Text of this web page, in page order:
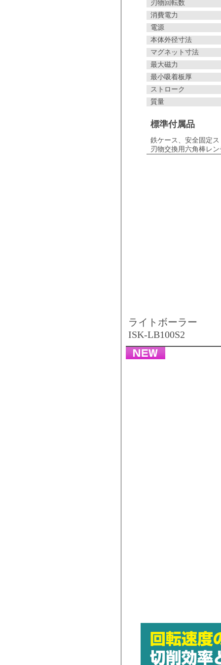
刃物回転数
消費電力
電源
本体外径寸法
マグネット寸法
最大磁力
最小吸着板厚
ストローク
質量
標準付属品
鉄ケース、安全固定
刃物交換用六角棒レ
ライトボーラー
ISK-LB100S2